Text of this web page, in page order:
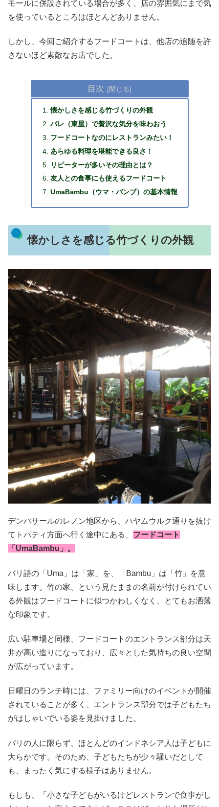
モールに併設されている場合が多く、店の雰囲気にまで気
を使っているところはほとんどありません。
しかし、今回ご紹介するフードコートは、他店の追随を許
さないほど素敵なお店でした。
目次
懐かしさを感じる竹づくりの外観
バレ（東屋）で贅沢な気分を味わおう
フードコートなのにレストランみたい！
あらゆる料理を堪能できる良さ！
リピーターが多いその理由とは？
友人との食事にも使えるフードコート
UmaBambu（ウマ・バンブ）の基本情報
懐かしさを感じる竹づくりの外観
デンパサールのレノン地区から、ハヤムウルク通りを抜け
てトパティ方面へ行く途中にある、 フードコート
「UmaBambu」。
バリ語の「Uma」は「家」を、「Bambu」は「竹」を意
味します。竹の家、という見たままの名前が付けられてい
る外観はフードコートに似つかわしくなく、とてもお洒落
な印象です。
広い駐車場と同様、フードコートのエントランス部分は天
井が高い造りになっており、広々とした気持ちの良い空間
が広がっています。
日曜日のランチ時には、ファミリー向けのイベントが開催
されていることが多く、エントランス部分では子どもたち
がはしゃいでいる姿を見掛けました。
バリの人に限らず、ほとんどのインドネシア人は子どもに
大らかです。そのため、子どもたちが少々騒いだとして
も、まったく気にする様子はありません。
もしも、「小さな子どもがいるけどレストランで食事がし